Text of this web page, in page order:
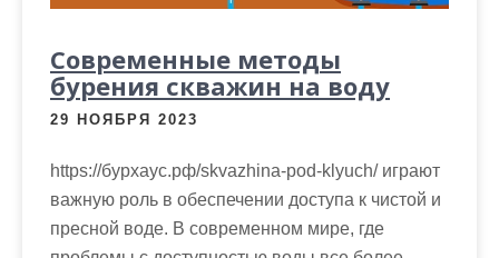
Современные методы
бурения скважин на воду
29 НОЯБРЯ 2023
https://бурхаус.рф/skvazhina-pod-klyuch/ играют
важную роль в обеспечении доступа к чистой и
пресной воде. В современном мире, где